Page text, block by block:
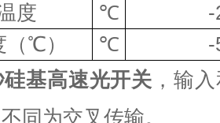
度 ℃
-
℃）
℃
-
硅基高速光开关 ，输
同为交叉传输。